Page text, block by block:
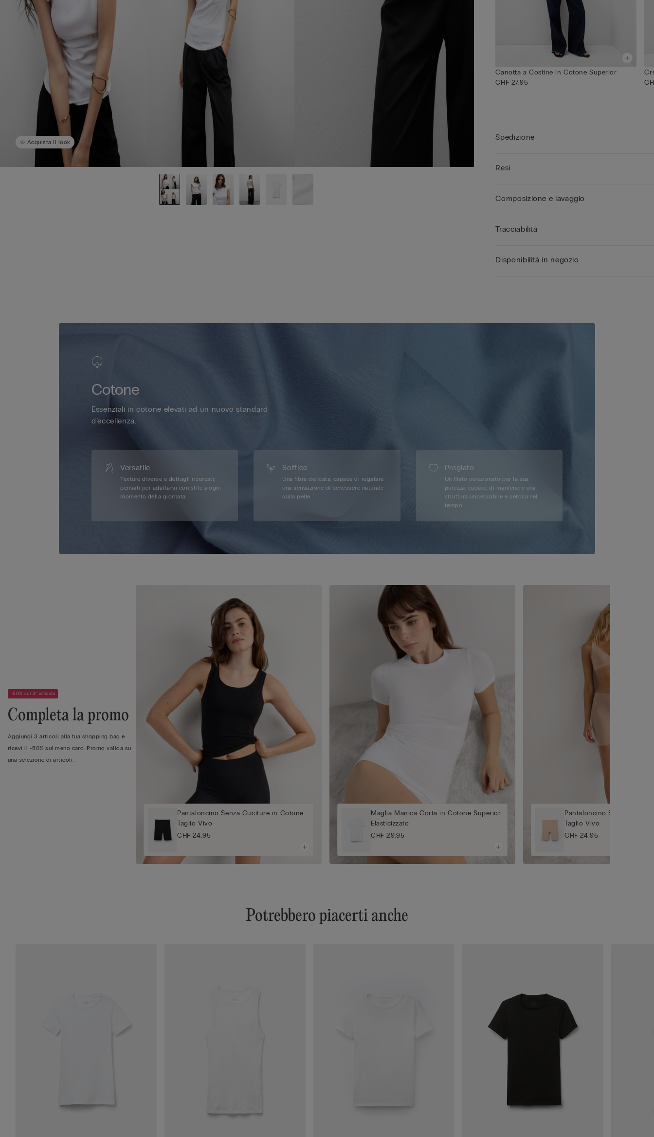
Acquista il look
Canotta a Costine in Cotone Superior
CHF 27.95
Spedizione
Resi
Composizione e lavaggio
Tracciabilità
Disponibilità in negozio
Cotone
Essenziali in cotone elevati ad un nuovo standard
d’eccellenza.
Versatile
Texture diverse e dettagli ricercati,
pensati per adattarsi con stile a ogni
momento della giornata.
Soffice
Una fibra delicata, capace di regalare
una sensazione di benessere naturale
sulla pelle.
Pregiato
Un filato selezionato per la sua
purezza, capace di mantenere una
struttura impeccabile e setosa nel
tempo.
-50% sul 3° articolo
Completa la promo
Aggiungi 3 articoli alla tua shopping bag e
ricevi il -50% sul meno caro. Promo valida su
una selezione di articoli.
Pantaloncino Senza Cuciture in Cotone
Taglio Vivo
CHF 24.95
Maglia Manica Corta in Cotone Superior
Elasticizzato
CHF 29.95
Pantaloncino Senza
Taglio Vivo
CHF 24.95
Potrebbero piacerti anche